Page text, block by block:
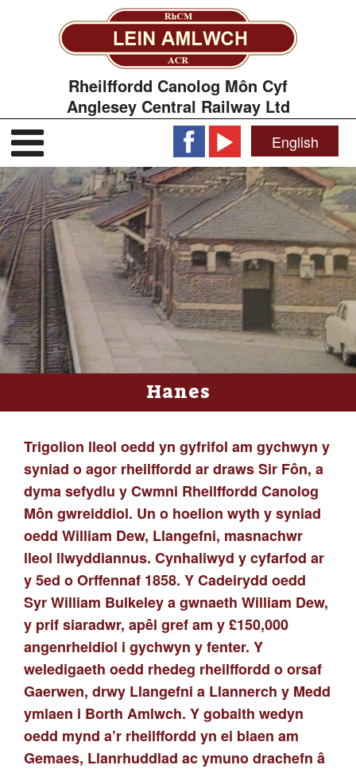
Rheilffordd Canolog Môn Cyf
Anglesey Central Railway Ltd
English
Hanes
Trigolion lleol oedd yn gyfrifol am gychwyn y
syniad o agor rheilffordd ar draws Sir Fôn, a
dyma sefydlu y Cwmni Rheilffordd Canolog
Môn gwreiddiol. Un o hoelion wyth y syniad
oedd William Dew, Llangefni, masnachwr
lleol llwyddiannus. Cynhaliwyd y cyfarfod ar
y 5ed o Orffennaf 1858. Y Cadeirydd oedd
Syr William Bulkeley a gwnaeth William Dew,
y prif siaradwr, apêl gref am y £150,000
angenrheidiol i gychwyn y fenter. Y
weledigaeth oedd rhedeg rheilffordd o orsaf
Gaerwen, drwy Llangefni a Llannerch y Medd
ymlaen i Borth Amlwch. Y gobaith wedyn
oedd mynd a’r rheilffordd yn ei blaen am
Gemaes, Llanrhuddlad ac ymuno drachefn â